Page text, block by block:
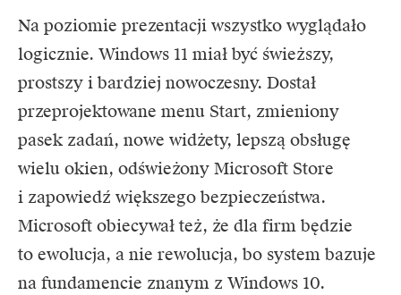
Na poziomie prezentacji wszystko wyglądało
logicznie. Windows 11 miał być świeższy,
prostszy i bardziej nowoczesny. Dostał
przeprojektowane menu Start, zmieniony
pasek zadań, nowe widżety, lepszą obsługę
wielu okien, odświeżony Microsoft Store
i zapowiedź większego bezpieczeństwa.
Microsoft obiecywał też, że dla firm będzie
to ewolucja, a nie rewolucja, bo system bazuje
na fundamencie znanym z Windows 10.